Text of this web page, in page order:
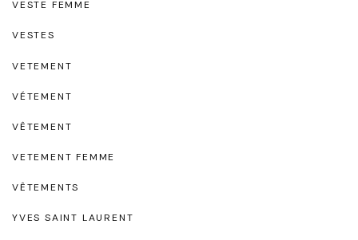
VESTE FEMME
VESTES
VETEMENT
VÉTEMENT
VÊTEMENT
VETEMENT FEMME
VÊTEMENTS
YVES SAINT LAURENT